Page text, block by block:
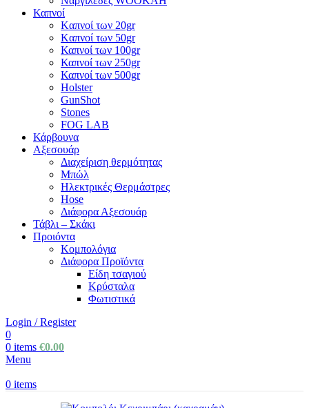
Καπνοί
Kαπνοί των 20gr
Kαπνοί των 50gr
Καπνοί των 100gr
Καπνοί των 250gr
Καπνοί των 500gr
Holster
GunShot
Stones
FOG LAB
Κάρβουνα
Αξεσουάρ
Διαχείριση θερμότητας
Μπώλ
Ηλεκτρικές Θερμάστρες
Hose
Διάφορα Αξεσουάρ
Τάβλι – Σκάκι
Προιόντα
Κομπολόγια
Διάφορα Προϊόντα
Είδη τσαγιού
Κρύσταλα
Φωτιστικά
Login / Register
0
0 items €0.00
Menu
0 items